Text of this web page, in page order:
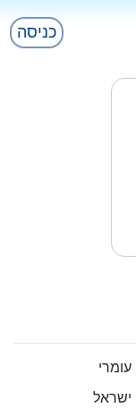
כניסה
עומרי
ישראל